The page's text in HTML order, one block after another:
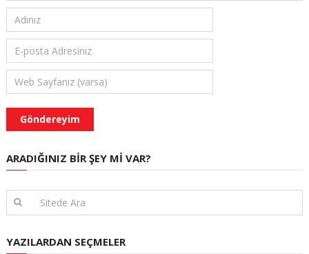
ARADIĞINIZ BIR ŞEY MI VAR?
YAZILARDAN SEÇMELER